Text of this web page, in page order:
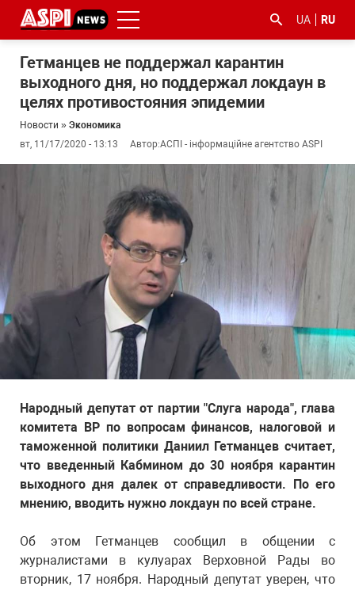
UA RU
Гетманцев не поддержал карантин
выходного дня, но поддержал локдаун в
целях противостояния эпидемии
Новости » Экономика
вт, 11/17/2020 - 13:13
Автор:АСПІ - інформаційне агентство ASPI
Народный депутат от партии "Слуга народа", глава
комитета ВР по вопросам финансов, налоговой и
таможенной политики Даниил Гетманцев считает,
что введенный Кабмином до 30 ноября карантин
выходного дня далек от справедливости. По его
мнению, вводить нужно локдаун по всей стране.
Об этом Гетманцев сообщил в общении с
журналистами в кулуарах Верховной Рады во
вторник, 17 ноября. Народный депутат уверен, что
корупцією
#Киев #коронавірус